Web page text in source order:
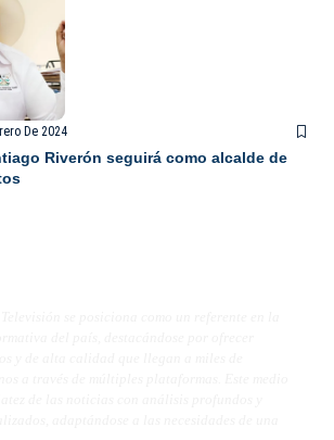
De 2024
Riverón seguirá como alcalde de